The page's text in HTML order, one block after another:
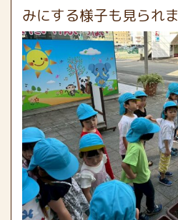
みにする様子も見られ